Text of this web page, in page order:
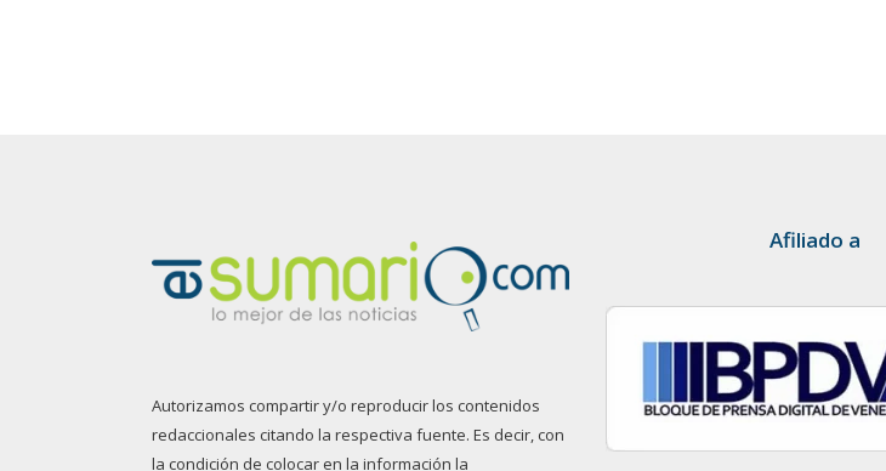
Autorizamos compartir y/o reproducir los contenidos
redaccionales citando la respectiva fuente. Es decir, con
la condición de colocar en la información la
Afiliado a